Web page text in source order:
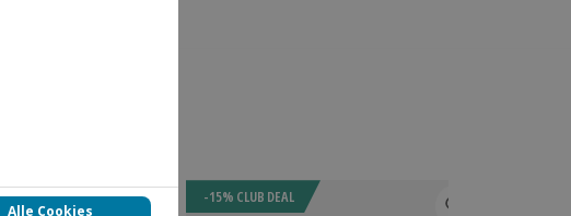
-15% CLUB DEAL